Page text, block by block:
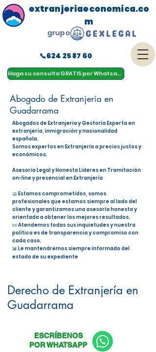
Haga su consulta GRATIS por Whatsapp
menu
extranjeriaeconomica.co
m
📞624 25 87 60
grupo
Abogado de Extranjería en
Guadarrama
Abogados de Extranjeria y Gestoría Experta en
extranjería, inmigración y nacionalidad
española.
Somos expertos en Extranjería a precios justos y
económicos.
Asesoría Legal y Honesta Líderes en Tramitación
on-line y presencial en Extranjería
🤝 Estamos comprometidos, somos
profesionales que estamos siempre al lado del
cliente y garantizamos una asesoría honesta y
orientada a obtener los mejores resultados.
📜 Atendemos todas sus inquietudes y nuestra
política es de transparencia y compromiso con
cada caso.
📊 Le mantendremos siempre informado del
estado de su expediente
Derecho de Extranjería en
Guadarrama
ESCRÍBENOS
POR WHATSAPP